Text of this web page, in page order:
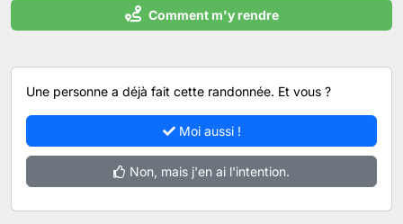
Comment m'y rendre
Une personne a déjà fait cette randonnée. Et vous ?
Moi aussi !
Non, mais j'en ai l'intention.